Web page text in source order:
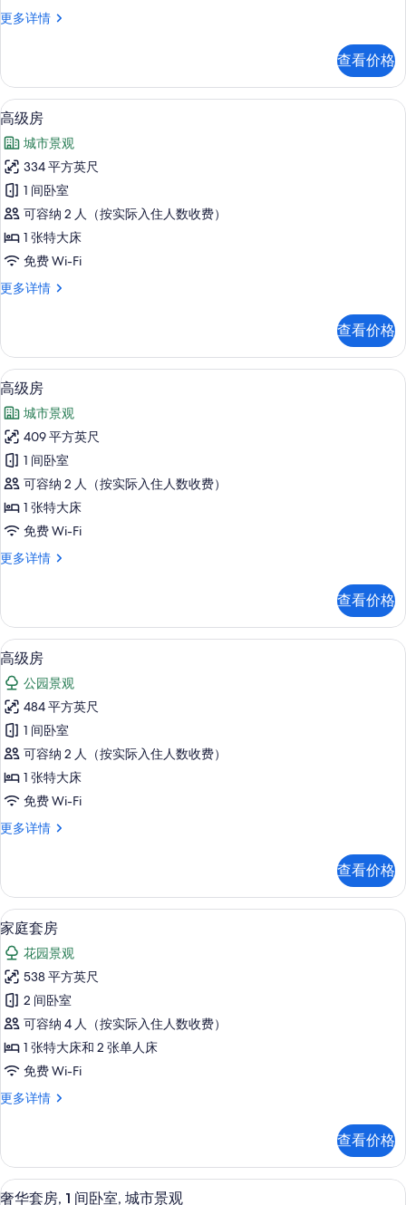
照
更多详情
高
多
信
息
查看价格
显
示
高
级
房
的
所
照
高级房 | 高档床上用品、羽绒被、迷
2
高级房
城市景观
334 平方英尺
1 间卧室
可容纳 2 人（按实际入住人数收费）
1 张特大床
免费 Wi-Fi
更多详情
高
多
信
息
查看价格
显
示
高
级
房
的
所
照
高级房 | 高档床上用品、羽绒被、迷
2
高级房
城市景观
409 平方英尺
1 间卧室
可容纳 2 人（按实际入住人数收费）
1 张特大床
免费 Wi-Fi
更多详情
高
多
信
息
查看价格
显
示
高
级
房
的
所
照
高级房 | 高档床上用品、羽绒被、迷
3
高级房
公园景观
484 平方英尺
1 间卧室
可容纳 2 人（按实际入住人数收费）
1 张特大床
免费 Wi-Fi
更多详情
高
多
信
息
查看价格
显
示
家
庭
套
房
的
有
片
家庭套房 | 高档床上用品、羽绒被、
5
家庭套房
花园景观
538 平方英尺
2 间卧室
可容纳 4 人（按实际入住人数收费）
1 张特大床和 2 张单人床
免费 Wi-Fi
更多详情
家
更
多
信
查看价格
显
奢华套房, 1 间卧室, 城市景观 | 高档
4
奢华套房, 1 间卧室, 城市景观